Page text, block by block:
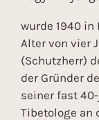
wurde 1940
Alter von vier
(Schutzherr)
der Gründer
seiner fast
Tibetologe an